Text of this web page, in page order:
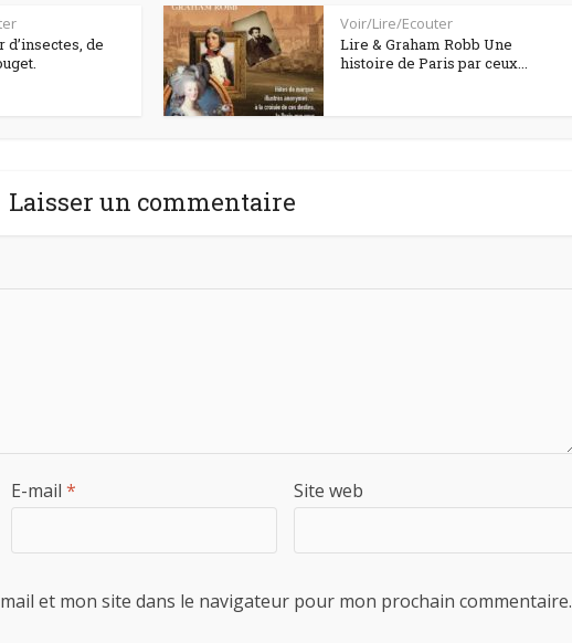
d’insectes, de
Voir/Lire/Ecouter
Lire & Graham Robb Une
histoire de Paris par ceux...
Laisser un commentaire
E-mail * Site web
et mon site dans le navigateur pour mon prochain commentaire.